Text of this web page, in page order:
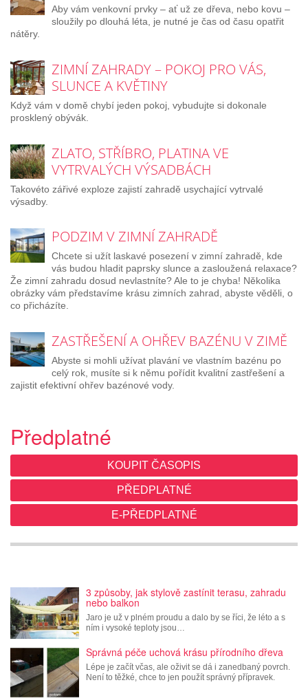
Aby vám venkovní prvky – ať už ze dřeva, nebo kovu –
sloužily po dlouhá léta, je nutné je čas od času opatřit
nátěry.
ZIMNÍ ZAHRADY – POKOJ PRO VÁS,
SLUNCE A KVĚTINY
Když vám v domě chybí jeden pokoj, vybudujte si dokonale
prosklený obývák.
ZLATO, STŘÍBRO, PLATINA VE
VYTRVALÝCH VÝSADBÁCH
Takovéto zářivé exploze zajistí zahradě usychající vytrvalé
výsadby.
PODZIM V ZIMNÍ ZAHRADĚ
Chcete si užít laskavé posezení v zimní zahradě, kde
vás budou hladit paprsky slunce a zasloužená relaxace?
Že zimní zahradu dosud nevlastníte? Ale to je chyba! Několika
obrázky vám představíme krásu zimních zahrad, abyste věděli, o
co přicházíte.
ZASTŘEŠENÍ A OHŘEV BAZÉNU V ZIMĚ
Abyste si mohli užívat plavání ve vlastním bazénu po
celý rok, musíte si k němu pořídit kvalitní zastřešení a
zajistit efektivní ohřev bazénové vody.
Předplatné
KOUPIT ČASOPIS
PŘEDPLATNÉ
E-PŘEDPLATNÉ
3 způsoby, jak stylově zastínit terasu, zahradu
nebo balkon
Jaro je už v plném proudu a dalo by se říci, že léto a s
ním i vysoké teploty jsou…
Správná péče uchová krásu přírodního dřeva
Lépe je začít včas, ale oživit se dá i zanedbaný povrch.
Není to těžké, chce to jen použít správný přípravek.